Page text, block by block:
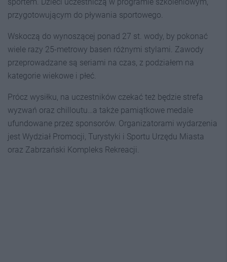
przygotowującym do pływania sportowego.
Wskoczą do wynoszącej ponad 27 st. wody, by pokonać
wiele razy 25-metrowy basen różnymi stylami. Zawody
przeprowadzane są seriami na czas, z podziałem na
kategorie wiekowe i płeć.
Prócz wysiłku, na uczestników czekać też będzie strefa
wyzwań oraz chilloutu…a także pamiątkowe medale
ufundowane przez sponsorów. Organizatorami wydarzenia
jest Wydział Promocji, Turystyki i Sportu Urzędu Miasta
oraz Zabrzański Kompleks Rekreacji.